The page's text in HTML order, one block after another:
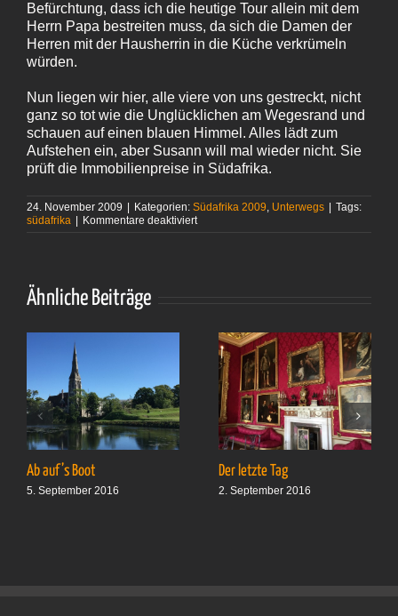
Befürchtung, dass ich die heutige Tour allein mit dem
Herrn Papa bestreiten muss, da sich die Damen der
Herren mit der Hausherrin in die Küche verkrümeln
würden.
Nun liegen wir hier, alle viere von uns gestreckt, nicht
ganz so tot wie die Unglücklichen am Wegesrand und
schauen auf einen blauen Himmel. Alles lädt zum
Aufstehen ein, aber Susann will mal wieder nicht. Sie
prüft die Immobilienpreise in Südafrika.
24. November 2009 Kategorien: Südafrika 2009, Unterwegs
Tags:
südafrika
Kommentare deaktiviertfür
Ähnliche Beiträge
Ab auf’s Boot
5. September 2016
Der letzte Tag
2. September 2016